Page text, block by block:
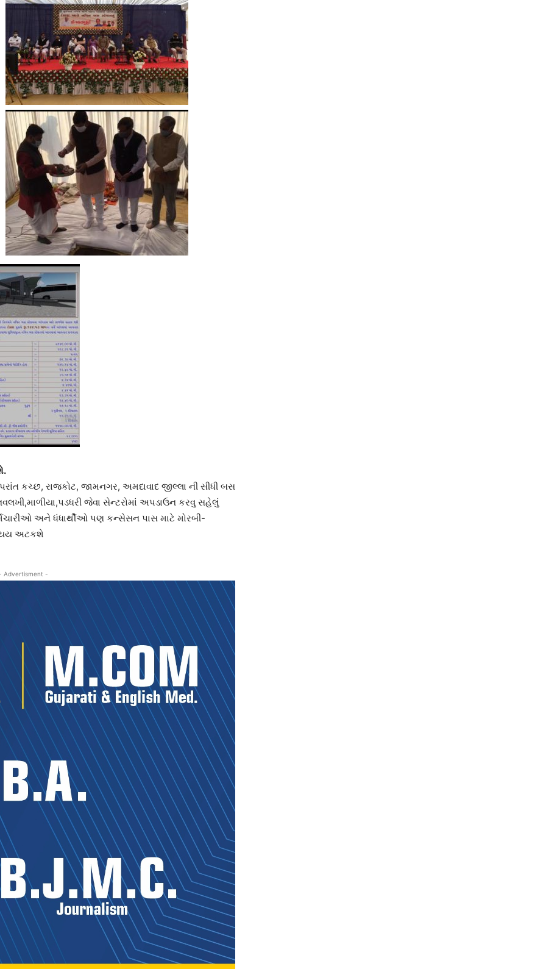
કચ્છ, રાજકોટ, જામનગર, અમદાવાદ જીલ્લા ની સીધી બસ
જેવા સેન્ટરોમાં અપડાઉન કરવુ સહેલું
અને ધંધાર્થીઓ પણ કન્સેસન પાસ માટે મોરબી-
અટકશે
Advertisment -